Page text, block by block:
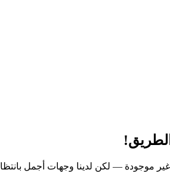
موجودة — لكن لدينا وجهات أجمل